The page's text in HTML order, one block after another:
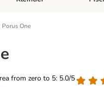
& Zubehör
Kategorie-Menü öffnen:
Porus One
from zero to 5: 5.0/5